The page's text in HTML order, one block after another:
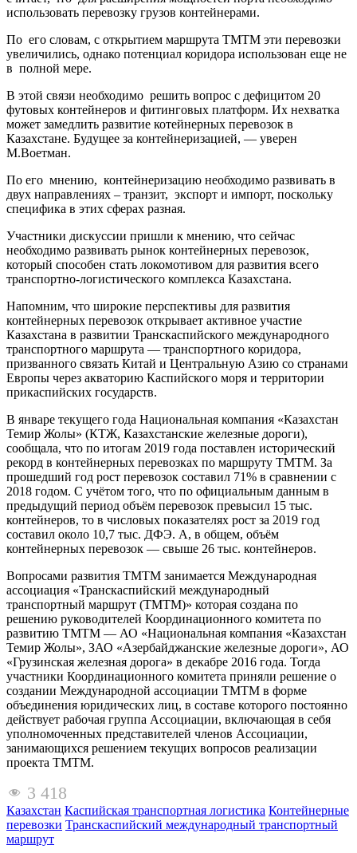
использовать перевозку грузов контейнерами.
По его словам, с открытием маршрута ТМТМ эти перевозки
увеличились, однако потенциал коридора использован еще не
в полной мере.
В этой связи необходимо решить вопрос с дефицитом 20
футовых контейнеров и фитинговых платформ. Их нехватка
может замедлить развитие котейнерных перевозок в
Казахстане. Будущее за контейнеризацией, — уверен
М.Воетман.
По его мнению, контейнеризацию необходимо развивать в
двух направлениях – транзит, экспорт и импорт, поскольку
специфика в этих сферах разная.
Участники дискуссии пришли к мнению, что сейчас
необходимо развивать рынок контейнерных перевозок,
который способен стать локомотивом для развития всего
транспортно-логистического комплекса Казахстана.
Напомним, что широкие перспективы для развития
контейнерных перевозок открывает активное участие
Казахстана в развитии Транскаспийского международного
транспортного маршрута — транспортного коридора,
призванного связать Китай и Центральную Азию со странами
Европы через акваторию Каспийского моря и территории
прикаспийских государств.
В январе текущего года Национальная компания «Казахстан
Темир Жолы» (КТЖ, Казахстанские железные дороги),
сообщала, что по итогам 2019 года поставлен исторический
рекорд в контейнерных перевозках по маршруту ТМТМ. За
прошедший год рост перевозок составил 71% в сравнении с
2018 годом. С учётом того, что по официальным данным в
предыдущий период объём перевозок превысил 15 тыс.
контейнеров, то в числовых показателях рост за 2019 год
составил около 10,7 тыс. ДФЭ. А, в общем, объём
контейнерных перевозок — свыше 26 тыс. контейнеров.
Вопросами развития ТМТМ занимается Международная
ассоциация «Транскаспийский международный
транспортный маршрут (ТМТМ)» которая создана по
решению руководителей Координационного комитета по
развитию ТМТМ — АО «Национальная компания «Казахстан
Темир Жолы», ЗАО «Азербайджанские железные дороги», АО
«Грузинская железная дорога» в декабре 2016 года. Тогда
участники Координационного комитета приняли решение о
создании Международной ассоциации ТМТМ в форме
объединения юридических лиц, в составе которого постоянно
действует рабочая группа Ассоциации, включающая в себя
уполномоченных представителей членов Ассоциации,
занимающихся решением текущих вопросов реализации
проекта ТМТМ.
3 418
Казахстан Каспийская транспортная логистика Контейнерные
перевозки Транскаспийский международный транспортный
маршрут